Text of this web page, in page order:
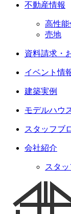
不動産情報
高性能
売地
資料請求・
イベント情
建築実例
モデルハウ
スタッフブ
会社紹介
スタ